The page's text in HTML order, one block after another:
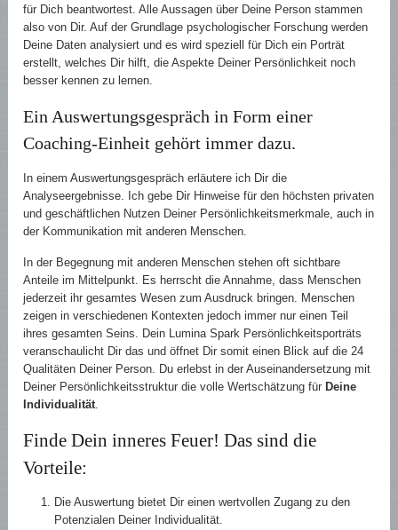
für Dich beantwortest. Alle Aussagen über Deine Person stammen
also von Dir. Auf der Grundlage psychologischer Forschung werden
Deine Daten analysiert und es wird speziell für Dich ein Porträt
erstellt, welches Dir hilft, die Aspekte Deiner Persönlichkeit noch
besser kennen zu lernen.
Ein Auswertungsgespräch in Form einer
Coaching-Einheit gehört immer dazu.
In einem Auswertungsgespräch erläutere ich Dir die
Analyseergebnisse. Ich gebe Dir Hinweise für den höchsten privaten
und geschäftlichen Nutzen Deiner Persönlichkeitsmerkmale, auch in
der Kommunikation mit anderen Menschen.
In der Begegnung mit anderen Menschen stehen oft sichtbare
Anteile im Mittelpunkt. Es herrscht die Annahme, dass Menschen
jederzeit ihr gesamtes Wesen zum Ausdruck bringen. Menschen
zeigen in verschiedenen Kontexten jedoch immer nur einen Teil
ihres gesamten Seins. Dein Lumina Spark Persönlichkeitsporträts
veranschaulicht Dir das und öffnet Dir somit einen Blick auf die 24
Qualitäten Deiner Person. Du erlebst in der Auseinandersetzung mit
Deiner Persönlichkeitsstruktur die volle Wertschätzung für Deine
Individualität.
Finde Dein inneres Feuer! Das sind die
Vorteile:
Die Auswertung bietet Dir einen wertvollen Zugang zu den
Potenzialen Deiner Individualität.